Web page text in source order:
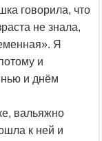
говорила, что
не знала,
Я
и
и днём
вальяжно
к ней и